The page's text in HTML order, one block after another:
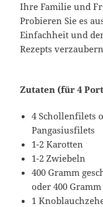
Ihre Familie und
Probieren Sie es
Einfachheit und
Rezepts
Zutaten (für 4
4 Schollenfilets
Pangasiusfilets
1-2 Karotten
1-2 Zwiebeln
400 Gramm
oder 400
1